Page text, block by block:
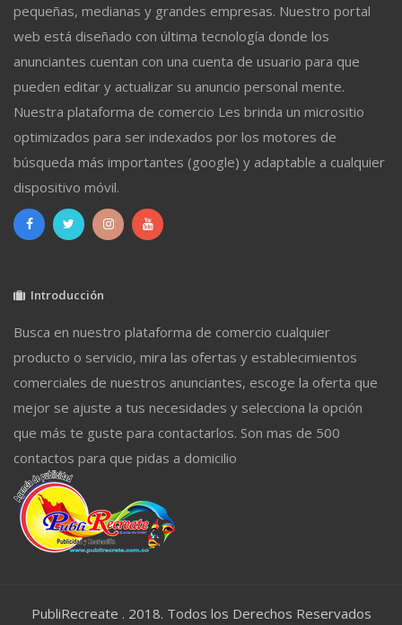
pequeñas, medianas y grandes empresas. Nuestro portal
web está diseñado con última tecnología donde los
anunciantes cuentan con una cuenta de usuario para que
pueden editar y actualizar su anuncio personal mente.
Nuestra plataforma de comercio Les brinda un micrositio
optimizados para ser indexados por los motores de
búsqueda más importantes (google) y adaptable a cualquier
dispositivo móvil.
Introducción
Busca en nuestro plataforma de comercio cualquier
producto o servicio, mira las ofertas y establecimientos
comerciales de nuestros anunciantes, escoge la oferta que
mejor se ajuste a tus necesidades y selecciona la opción
que más te guste para contactarlos. Son mas de 500
contactos para que pidas a domicilio
PubliRecreate . 2018. Todos los Derechos Reservados